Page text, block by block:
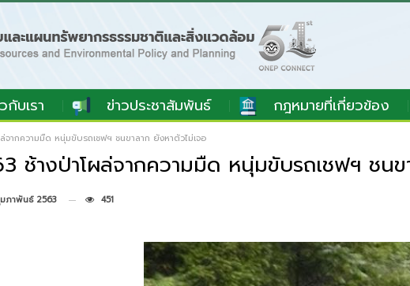
กับเรา ข่าวประชาสัมพันธ์ กฎหมายที่เกี่ยวข้อง
ากความมืด หนุ่มขับรถเชฟฯ ชนขาลาก ยังหาตัวไม่เจอ
ช้างป่าโผล่จากความมืด หนุ่มขับรถเชฟฯ ชนข
ภาพันธ์ 2563 451